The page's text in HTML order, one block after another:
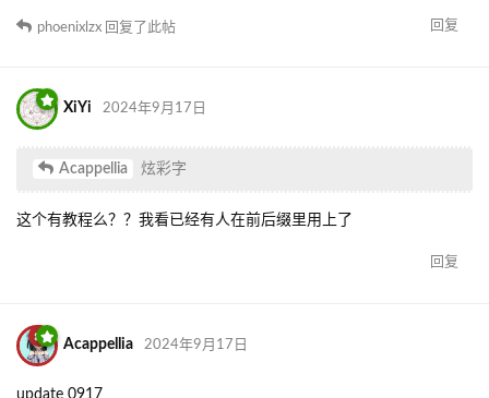
回复
phoenixlzx 回复了此帖
XiYi 2024年9月17日
Acappellia 炫彩字
这个有教程么？？我看已经有人在前后缀里用上了
回复
Acappellia 2024年9月17日
update 0917